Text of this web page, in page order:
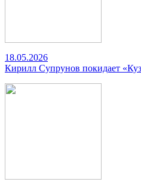
18.05.2026
Кирилл Супрунов покидает